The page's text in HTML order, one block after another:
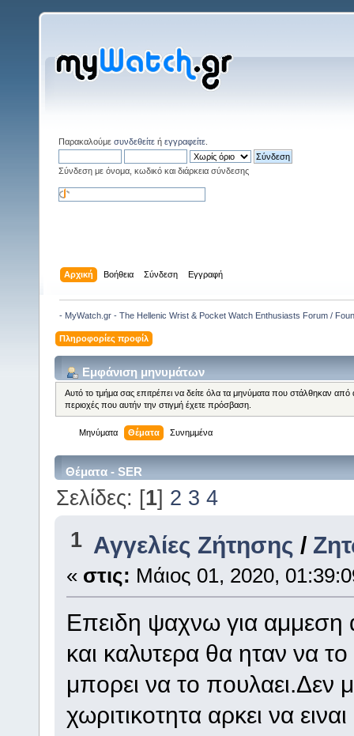
Παρακαλούμε συνδεθείτε ή εγγραφείτε
Σύνδεση με όνομα, κωδικό και διάρκεια σύνδεσης
Αρχική Βοήθεια Σύνδεση Εγγραφή
- MyWatch.gr - The Hellenic Wrist & Pocket Watch Enthusiasts Forum /
Πληροφορίες προφίλ
Εμφάνιση μηνυμάτων
Αυτό το τμήμα σας επιτρέπει να δείτε όλα τα μηνύματα που στάλθηκαν
περιοχές που αυτήν την στιγμή έχετε πρόσβαση.
Μηνύματα Θέματα Συνημμένα
Θέματα - SER
Σελίδες: [1] 2 3 4
1 Αγγελίες Ζήτησης /
« στις: Μάιος 01, 2020,
Επειδη ψαχνω για αμμεση
και καλυτερα θα ηταν να
μπορει να το πουλαει.Δεν
χωριτικοτητα αρκει να